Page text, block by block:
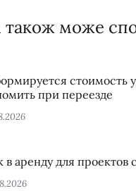
також може
стоимость
при переезде
в аренду для проектов